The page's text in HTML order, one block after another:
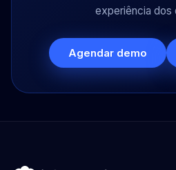
experiência dos
Agendar demo